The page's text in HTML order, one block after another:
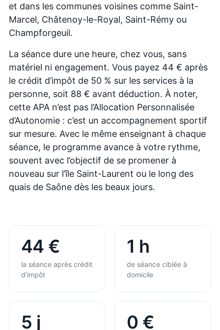
et dans les communes voisines comme Saint-
Marcel, Châtenoy-le-Royal, Saint-Rémy ou
Champforgeuil.
La séance dure une heure, chez vous, sans
matériel ni engagement. Vous payez 44 € après
le crédit d’impôt de 50 % sur les services à la
personne, soit 88 € avant déduction. À noter,
cette APA n’est pas l’Allocation Personnalisée
d’Autonomie : c’est un accompagnement sportif
sur mesure. Avec le même enseignant à chaque
séance, le programme avance à votre rythme,
souvent avec l’objectif de se promener à
nouveau sur l’île Saint-Laurent ou le long des
quais de Saône dès les beaux jours.
44 €
la séance après crédit
d’impôt
1 h
de séance ciblée à
domicile
5 j 0 €